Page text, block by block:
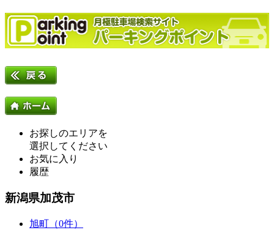
お探しのエリアを
選択してください
お気に入り
履歴
新潟県加茂市
旭町（0件）